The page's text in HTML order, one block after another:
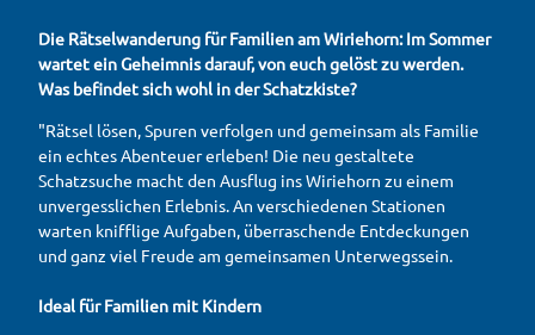
Die Rätselwanderung für Familien am Wiriehorn: Im Sommer
wartet ein Geheimnis darauf, von euch gelöst zu werden.
Was befindet sich wohl in der Schatzkiste?
"Rätsel lösen, Spuren verfolgen und gemeinsam als Familie
ein echtes Abenteuer erleben! Die neu gestaltete
Schatzsuche macht den Ausflug ins Wiriehorn zu einem
unvergesslichen Erlebnis. An verschiedenen Stationen
warten knifflige Aufgaben, überraschende Entdeckungen
und ganz viel Freude am gemeinsamen Unterwegssein.
Ideal für Familien mit Kindern